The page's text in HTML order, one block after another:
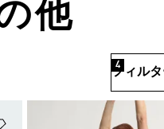
他
フィル
4
ほしいものリストに追加